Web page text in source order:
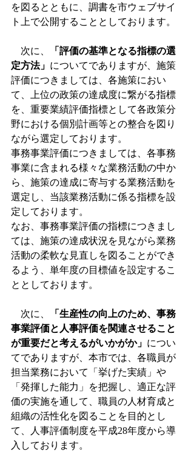
を図るとともに、調書を市ウェブサイ
ト上で公開することとしております。
次に、
「評価の基準となる指標の選
定方法」 についてでありますが、施策
評価につきましては、各施策におい
て、上位の政策の達成度に繋がる指標
を、重要業績評価指標として各政策分
野における個別計画等との整合を図り
ながら選定しております。
事務事業評価につきましては、各事務
事業に含まれる様々な業務活動の中か
ら、施策の達成に寄与する業務活動を
選定し、当該業務活動に係る指標を設
定しております。
なお、事務事業評価の指標につきまし
ては、施策の達成状況を見ながら業務
活動の柔軟な見直しを図ることができ
るよう、単年度の目標値を設定するこ
ととしております。
次に、
「生産性の向上のため、事務
事業評価と人事評価を関連させること
が重要だと考えるがいかがか」 につい
てでありますが、本市では、各職員が
担当業務において「挙げた実績」や
「発揮した能力」を把握し、適正な評
価の実施を通して、職員の人材育成と
組織の活性化を図ることを目的とし
て、人事評価制度を平成28年度から導
入しております。